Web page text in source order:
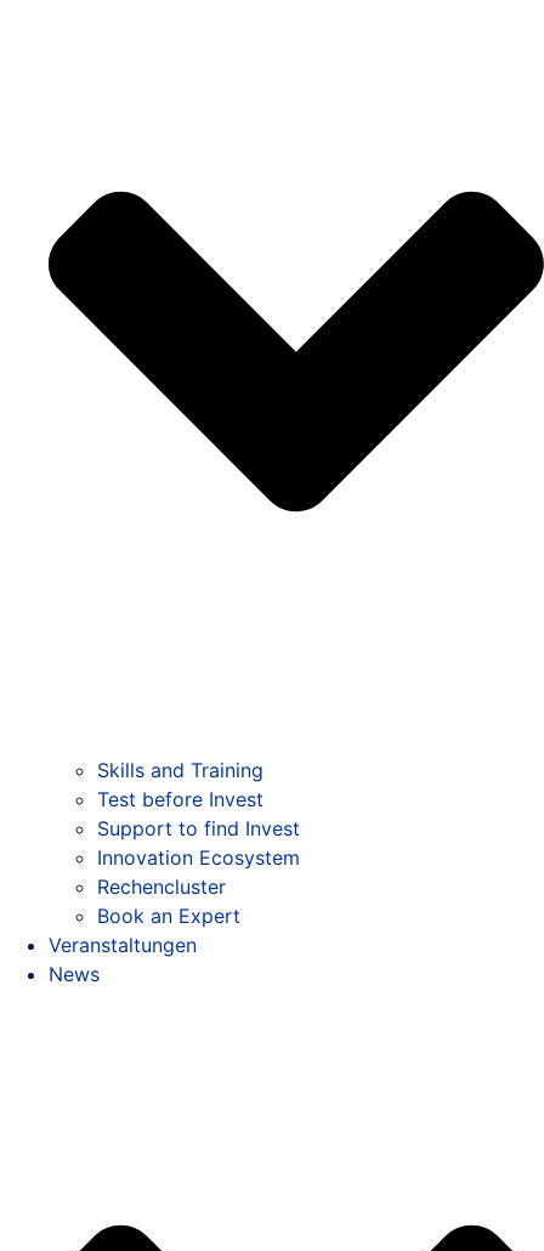
Skills and Training
Test before Invest
Support to find Invest
Innovation Ecosystem
Rechencluster​
Book an Expert
Veranstaltungen
News